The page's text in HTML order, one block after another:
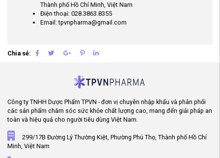
Thành phố Hồ Chí Minh, Việt Nam
Điện thoại: 028.3863.8355
Email: tpvnpharma@gmail.com
Chia sẻ:
Công ty TNHH Dược Phẩm TPVN - đơn vị chuyên nhập khẩu và phân phối
các sản phẩm chăm sóc sức khỏe chất lượng cao, mang đến giải pháp an
toàn và hiệu quả cho người tiêu dùng Việt Nam.
299/17B Đường Lý Thường Kiệt, Phường Phú Thọ, Thành phố Hồ Chí
Minh, Việt Nam